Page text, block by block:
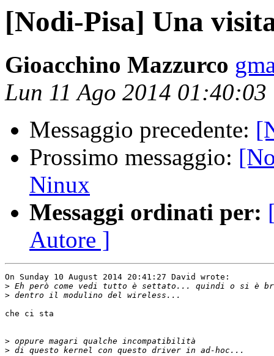
[Nodi-Pisa] Una
Gioacchino Mazzurco
Lun 11 Ago 2014 01:40:03
Messaggio precedente:
Prossimo messaggio:
Ninux
Messaggi ordinati per:
Autore ]
On Sunday 10 August 2014 20:41:27 David wrote:
>
>
che ci sta
>
>